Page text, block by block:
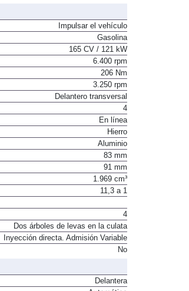
Impulsar el vehículo
Gasolina
165 CV / 121 kW
6.400 rpm
206 Nm
3.250 rpm
Delantero transversal
4
En línea
Hierro
Aluminio
83 mm
91 mm
1.969 cm³
11,3 a 1
4
Dos árboles de levas en la culata
Inyección directa. Admisión Variable
No
Delantera